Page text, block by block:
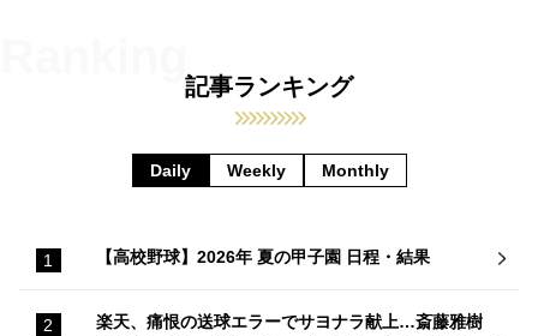
記事ランキング
Daily Weekly Monthly
【高校野球】2026年 夏の甲子園 日程・結果
楽天、痛恨の送球エラーでサヨナラ献上…斎藤雅樹